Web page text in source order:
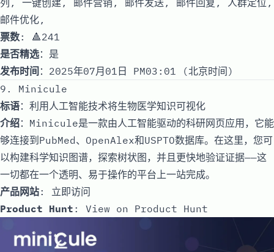
邮件优化,
票数: 🔺241
是否精选：是
发布时间 ：2025年07月01日 PM03:01 (北京时间)
9. Minicule
标语：利用人工智能技术将生物医学知识可视化
介绍：Minicule是一款由人工智能驱动的科研网页应用，它能
够连接到PubMed、OpenAlex和USPTO数据库。在这里，您可
以构建科学知识图谱，探索树状图，并且更快地验证证据——这
一切都在一个透明、易于操作的平台上一站完成。
产品网站: 立即访问
Product Hunt : View on Product Hunt